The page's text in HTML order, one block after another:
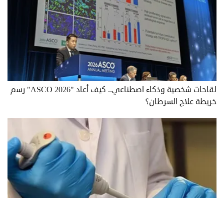
لقاحات شخصية وذكاء اصطناعي.. كيف أعاد "ASCO 2026" رسم
خريطة علاج السرطان؟